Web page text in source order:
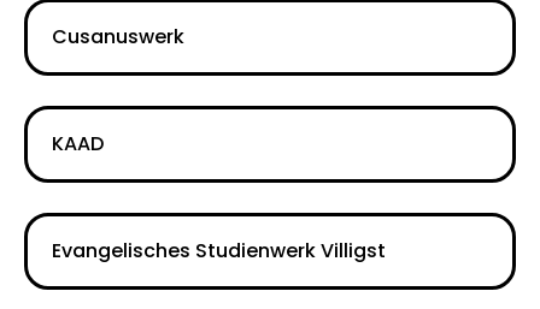
Cusanuswerk
KAAD
Evangelisches Studienwerk Villigst